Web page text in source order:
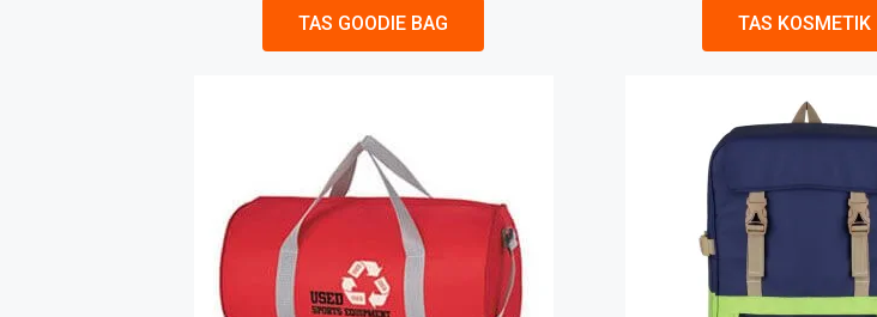
TAS GOODIE BAG TAS KOSMETIK